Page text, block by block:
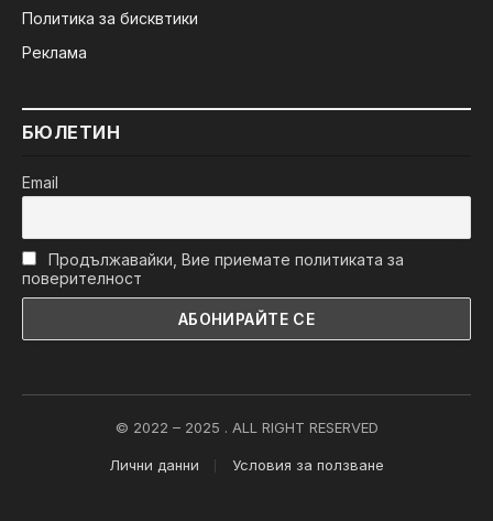
Политика за бисквтики
Реклама
БЮЛЕТИН
Email
Продължавайки, Вие приемате политиката за
поверителност
© 2022 – 2025 . ALL RIGHT RESERVED
Лични данни Условия за ползване